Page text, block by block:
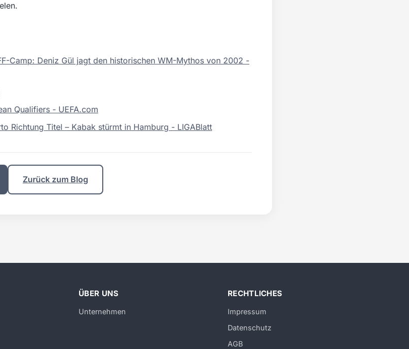
Camp: Deniz Gül jagt den historischen WM-Mythos von 2002 -
Qualifiers - UEFA.com
Richtung Titel – Kabak stürmt in Hamburg - LIGABlatt
Zurück zum Blog
ÜBER UNS
Unternehmen
RECHTLICHES
Impressum
Datenschutz
AGB